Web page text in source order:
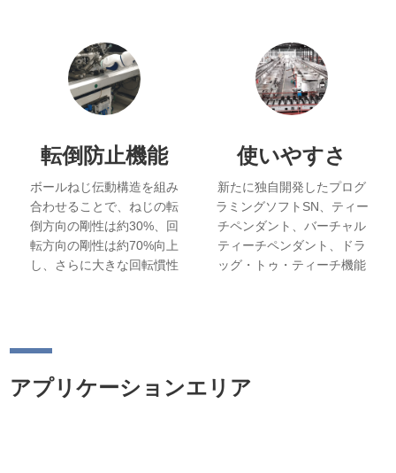
転倒防止機能
ボールねじ伝動構造を組み
合わせることで、ねじの転
倒方向の剛性は約30%、回
転方向の剛性は約70%向上
し、さらに大きな回転慣性
使いやすさ
新たに独自開発したプログ
ラミングソフトSN、ティー
チペンダント、バーチャル
ティーチペンダント、ドラ
ッグ・トゥ・ティーチ機能
アプリケーションエリア